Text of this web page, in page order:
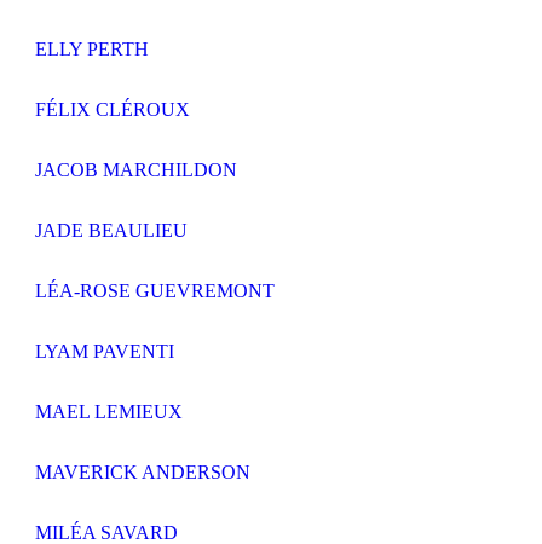
ELLY PERTH
FÉLIX CLÉROUX
JACOB MARCHILDON
JADE BEAULIEU
LÉA-ROSE GUEVREMONT
LYAM PAVENTI
MAEL LEMIEUX
MAVERICK ANDERSON
MILÉA SAVARD